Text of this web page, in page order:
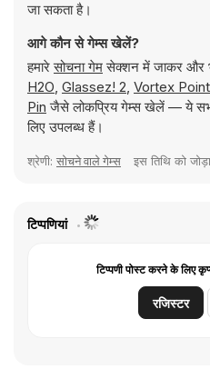
जा सकता है।
आगे कौन से गेम्स खेलें?
हमारेसोचना गेमसेक्शन में जाकर और
H2O, Glassez! 2, Vortex
Pin जैसे लोकप्रिय गेम्स खेलें — ये
लिए उपलब्ध हैं।
श्रेणी: सोचने वाले गेम्स इस तिथि को
टिप्पणियां
टिप्पणी पोस्ट करने के लिए
रजिस्टर